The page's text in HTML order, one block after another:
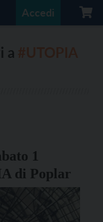
Accedi
a
1
di Poplar